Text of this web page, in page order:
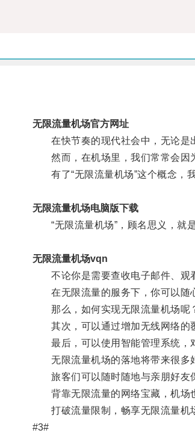
无限流量机场官方网址
在快节奏的现代社会中，无论是
然而，在机场里，我们常常会因
有了“无限流量机场”这个概念，我
无限流量机场电脑版下载
“无限流量机场”，顾名思义，就是
无限流量机场vqn
不论你是需要查收电子邮件、观
在无限流量的服务下，你可以随
那么，如何实现无限流量机场呢？
其次，可以通过增加无线网络的
最后，可以使用智能管理系统，对
无限流量机场的落地将带来很多
旅客们可以随时随地与亲朋好友保
背靠无限流量的网络宝藏，机场也
打破流量限制，畅享无限流量机场
#3#